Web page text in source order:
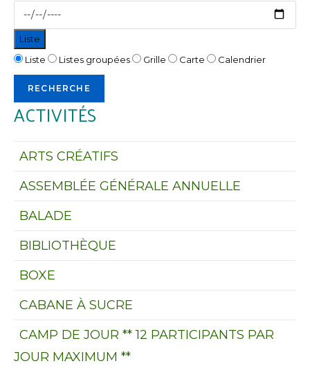
Liste
Type
d’affichage
des
résultats
recherche
Liste Listes groupées Grille Carte Calendrier
RECHERCHE
ACTIVITÉS
ARTS CRÉATIFS
ASSEMBLÉE GÉNÉRALE ANNUELLE
BALADE
BIBLIOTHÈQUE
BOXE
CABANE À SUCRE
CAMP DE JOUR ** 12 PARTICIPANTS PAR
JOUR MAXIMUM **